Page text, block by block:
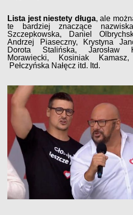
Lista jest niestety długa, ale
te bardziej znaczące
Szczepkowska, Daniel
Andrzej Piaseczny, Krystyna
Dorota Stalińska, Jarosław
Morawiecki, Kosiniak
Pełczyńska Nałęcz itd. Itd.